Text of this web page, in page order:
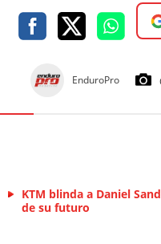
EnduroPro
KTM blinda a Daniel
de su futuro